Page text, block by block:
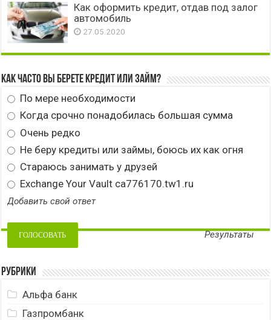
Как оформить кредит, отдав под залог
автомобиль
27.05.2020
Как часто вы берете кредит или займ?
По мере необходимости
Когда срочно понадобилась большая сумма
Очень редко
Не беру кредиты или займы, боюсь их как огня
Стараюсь занимать у друзей
Exchange Your Vault ca776170.tw1.ru
Добавить свой ответ
Результаты
Рубрики
Альфа банк
Газпромбанк